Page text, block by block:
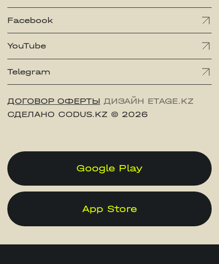
Facebook
YouTube
Telegram
ДОГОВОР ОФЕРТЫ ДИЗАЙН ETAGE.KZ
СДЕЛАНО CODUS.KZ © 2026
Google Play
App Store